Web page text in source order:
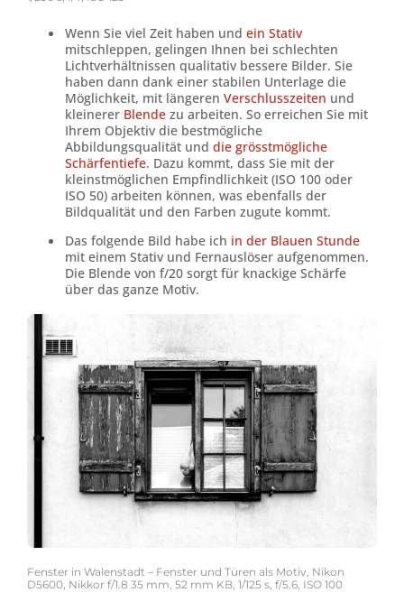
Wenn Sie viel Zeit haben und ein Stativ
mitschleppen, gelingen Ihnen bei schlechten
Lichtverhältnissen qualitativ bessere Bilder. Sie
haben dann dank einer stabilen Unterlage die
Möglichkeit, mit längeren Verschlusszeiten und
kleinerer Blende zu arbeiten. So erreichen Sie mit
Ihrem Objektiv die bestmögliche
Abbildungsqualität und die grösstmögliche
Schärfentiefe. Dazu kommt, dass Sie mit der
kleinstmöglichen Empfindlichkeit (ISO 100 oder
ISO 50) arbeiten können, was ebenfalls der
Bildqualität und den Farben zugute kommt.
Das folgende Bild habe ich in der Blauen Stunde
mit einem Stativ und Fernauslöser aufgenommen.
Die Blende von f/20 sorgt für knackige Schärfe
über das ganze Motiv.
Fenster in Walenstadt – Fenster und Türen als Motiv, Nikon
D5600, Nikkor f/1.8 35 mm, 52 mm KB, 1/125 s, f/5.6, ISO 100